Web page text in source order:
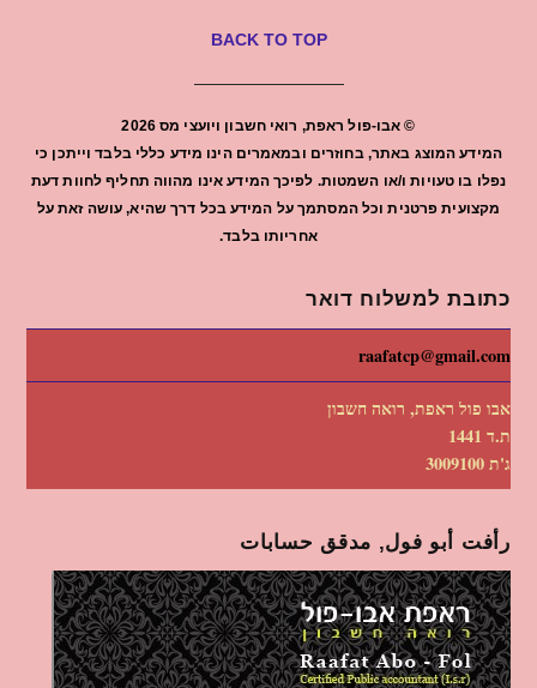
BACK TO TOP
© אבו-פול ראפת, רואי חשבון ויועצי מס2026
המידע המוצג באתר, בחוזרים ובמאמרים הינו מידע כללי בלבד וייתכן כי
נפלו בו טעויות ו/או השמטות. לפיכך המידע אינו מהווה תחליף לחוות דעת
מקצועית פרטנית וכל המסתמך על המידע בכל דרך שהיא, עושה זאת על
אחריותו בלבד.
כתובת למשלוח דואר
raafatcp@gmail.com
אבו פול ראפת, רואה חשבון
ת.ד 1441
ג'ת 3009100
رأفت أبو فول, مدقق حسابات